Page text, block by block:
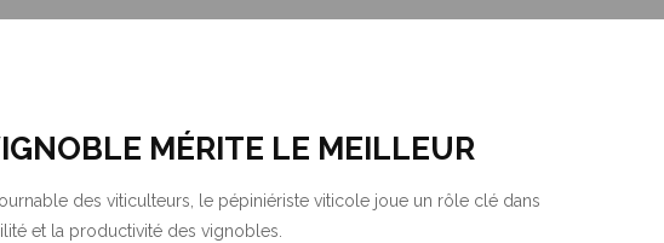
MÉRITE LE MEILLEUR
des viticulteurs, le pépiniériste viticole joue un rôle clé dans
et la productivité des vignobles.